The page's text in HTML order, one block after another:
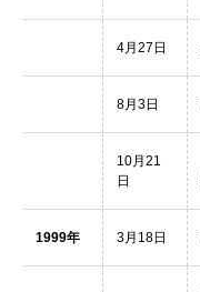
4月27日
8月3日
10月21
日
1999年 3月18日